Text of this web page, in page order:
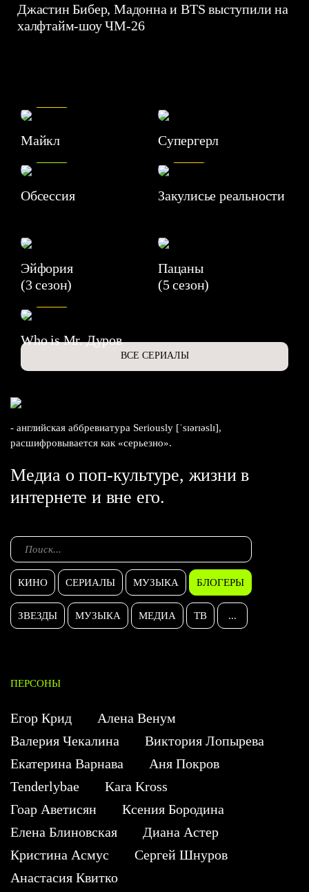
Джастин Бибер, Мадонна и BTS выступили на
халфтайм-шоу ЧМ-26
Майкл Супергерл
Обсессия
7.1
Закулисье реальности
Эйфория
(3 сезон)
Пацаны
(5 сезон)
Who is Mr. Дуров
ВСЕ СЕРИАЛЫ
- английская аббревиатура Seriously [ˈsɪərɪəslɪ],
расшифровывается как «серьезно».
Медиа о поп-культуре, жизни в
интернете и вне его.
КИНО СЕРИАЛЫ МУЗЫКА БЛОГЕРЫ
ЗВЕЗДЫ МУЗЫКА МЕДИА ТВ ...
ПЕРСОНЫ
Егор Крид
Алена Венум
Валерия Чекалина
Виктория Лопырева
Екатерина Варнава
Аня Покров
Tenderlybae
Kara Kross
Гоар Аветисян
Ксения Бородина
Елена Блиновская
Диана Астер
Кристина Асмус
Сергей Шнуров
Анастасия Квитко